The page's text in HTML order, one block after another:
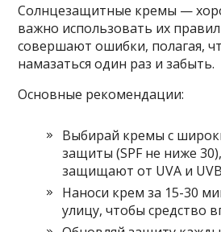
Солнцезащитные кремы —
важно использовать их
совершают ошибки, полагая,
намазаться один раз и забыть.
Основные рекомендации:
Выбирай кремы с
защиты (SPF не ниже
защищают от UVA и
Наноси крем за 15-30
улицу, чтобы средство